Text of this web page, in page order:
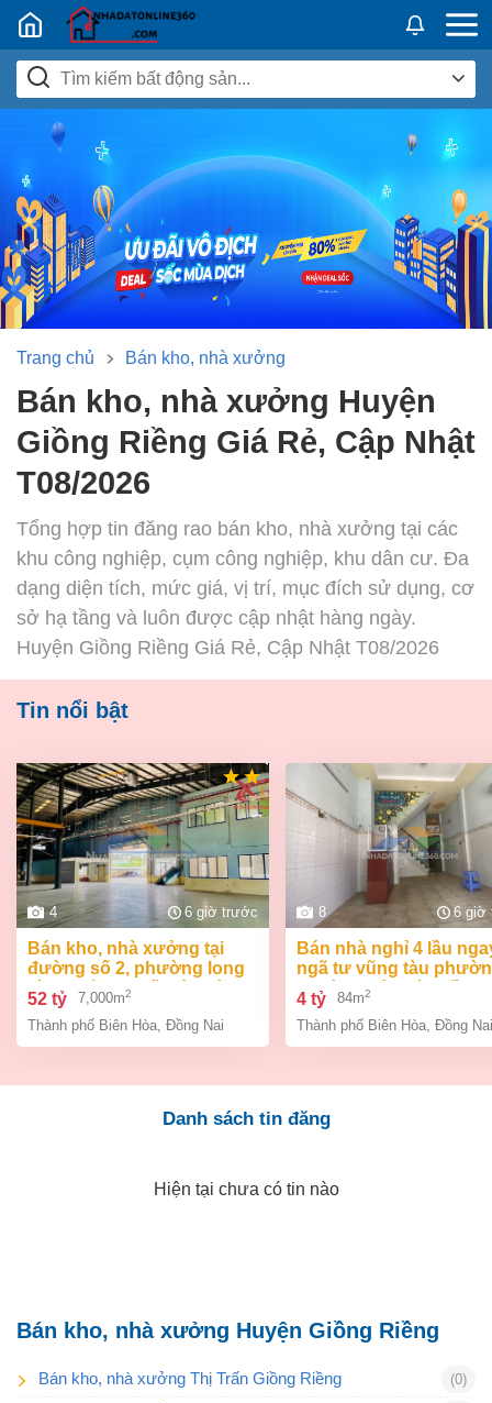
Nhadatban24h.vn
Trang chủ Bán kho, nhà xưởng
Bán kho, nhà xưởng Huyện
Giồng Riềng Giá Rẻ, Cập Nhật
T08/2026
Tổng hợp tin đăng rao bán kho, nhà xưởng tại các
khu công nghiệp, cụm công nghiệp, khu dân cư. Đa
dạng diện tích, mức giá, vị trí, mục đích sử dụng, cơ
sở hạ tầng và luôn được cập nhật hàng ngày.
Huyện Giồng Riềng Giá Rẻ, Cập Nhật T08/2026
Tin nổi bật
4 6 giờ trước
bán kho, nhà xưởng tại
đường số 2, phường long
bình, thành phố biên hòa,
đồng nai giá 52 tỷ
52 tỷ 7,000m2
Thành phố Biên Hòa Đồng Nai
8 6 giờ
bán nhà nghỉ 4 lầu ngay
ngã tư vũng tàu
an bình biên hòa đồng
giá chỉ 4 tỷ
4 tỷ 84m2
Thành phố Biên Hòa Đồng Nai
Danh sách tin đăng
Hiện tại chưa có tin nào
Bán kho, nhà xưởng Huyện Giồng Riềng
Bán kho, nhà xưởng Thị Trấn Giồng Riềng (0)